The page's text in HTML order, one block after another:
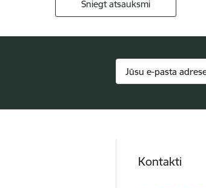
Sniegt atsauksmi
Kontakti